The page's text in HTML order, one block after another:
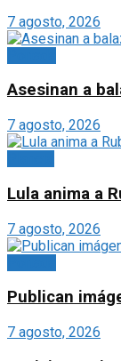
7 agosto, 2026
Asesinan a
7 agosto, 2026
Lula anima a
7 agosto, 2026
Publican
7 agosto, 2026